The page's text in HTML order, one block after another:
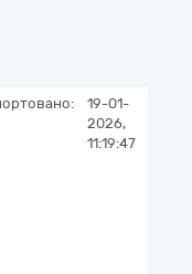
19-01-
2026,
11:19:47